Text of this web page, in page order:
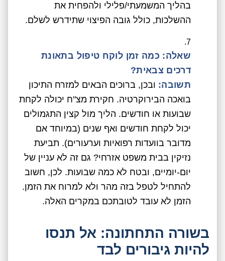
בהליך המשמעתי/פלילי ולהפחית את
ההשלכות, כולל גובה הפיצוי שתידרש לשלם.
שאלה: כמה זמן לוקח טיפול בתאונת
דרכים צבאית?
תשובה: ובכן, ברוכים הבאים למזרח התיכון
בואכה הבירוקרטיה. חקירת מצ"ח יכולה לקחת
שבועות או חודשים. הליך מול קצין התגמולים
יכול לקחת חודשים ואף שנים (במיוחד אם
מדובר בוועדות רפואיות וערעורים). תביעת
נזיקין בבית משפט אזרחי? גם זה לא עניין של
יום-יומיים, ובטח לא כמה שבועות. לכן, חשוב
להתחיל לטפל בזה מהר ולא למרוח את הזמן.
הזמן לא עובד לטובתכם במקרים האלה.
בשורה התחתונה: אל תנסו
להיות גיבורים לבד